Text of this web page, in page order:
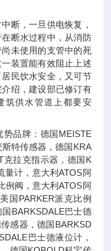
断，一旦供电恢复，
断水过程中，从消防
未使用的支管中的死
装置能有效阻止上述
民饮水安全，又可节
绍，建设部已修订有
筑供水管道上都要安
品牌：德国MEISTE
特传感器，德国KRA
克拉克指示器，德国K
量计，意大利ATOS阿
例阀，意大利ATOS阿
国PARKER派克比例
BARKSDALE巴士德
感器，德国BARKSD
巴士德液位计，